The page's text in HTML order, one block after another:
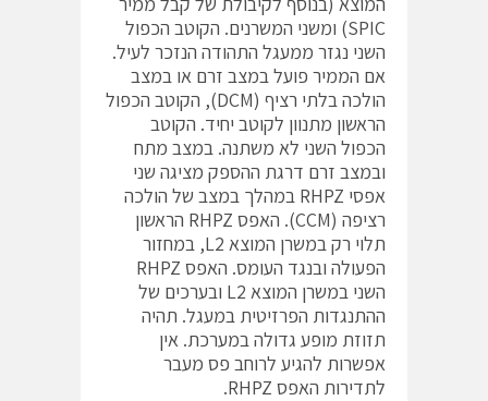
SPIC) ומשני המשרנים. הקוטב הכפול
השני נגזר ממעגל התהודה הנזכר לעיל.
אם הממיר פועל במצב זרם או במצב
הולכה בלתי רציף (DCM), הקוטב הכפול
הראשון מתנוון לקוטב יחיד. הקוטב
הכפול השני לא משתנה. במצב מתח
ובמצב זרם דרגת ההספק מציגה שני
אפסי RHPZ במהלך במצב של הולכה
רציפה (CCM). האפס RHPZ הראשון
תלוי רק במשרן המוצא L2, במחזור
הפעולה ובנגד העומס. האפס RHPZ
השני במשרן המוצא L2 ובערכים של
ההתנגדות הפרזיטית במעגל. תהיה
תזוזת מופע גדולה במערכת. אין
אפשרות להגיע לרוחב פס מעבר
לתדירות האפס RHPZ.